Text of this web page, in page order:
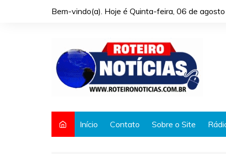
Bem-vindo(a). Hoje é Quinta-feira, 06 de
Início Contato Sobre o Site